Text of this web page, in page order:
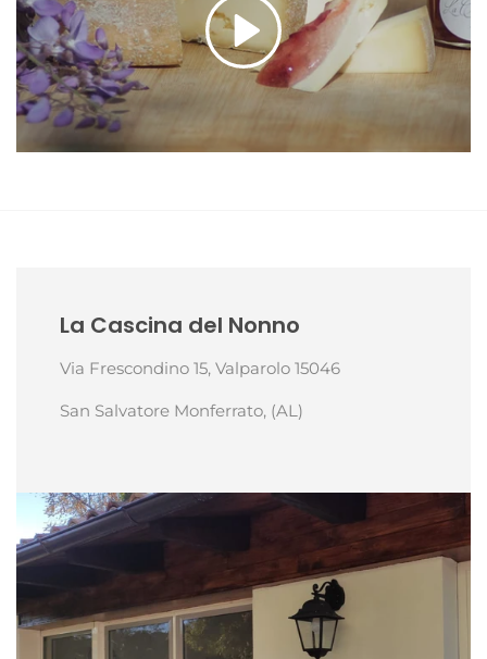
La Cascina del Nonno
Via Frescondino 15, Valparolo 15046
San Salvatore Monferrato, (AL)